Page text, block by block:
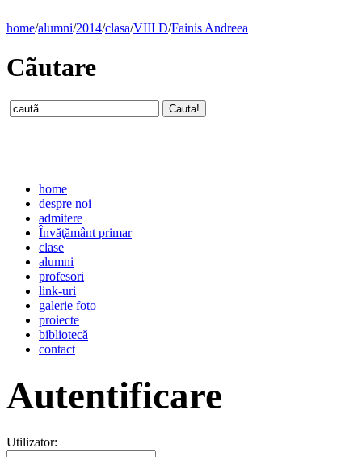
home/alumni/2014/clasa/VIII D/Fainis Andreea
Cãutare
home
despre noi
admitere
Învăţământ primar
clase
alumni
profesori
link-uri
galerie foto
proiecte
bibliotecă
contact
Autentificare
Utilizator: